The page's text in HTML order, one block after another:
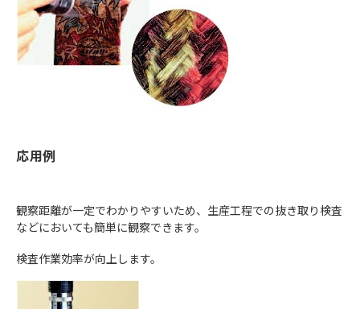
応用例
観察距離が一定でわかりやすいため、生産工程での抜き取り検査
などにおいても簡単に観察できます。
検査作業効率が向上します。